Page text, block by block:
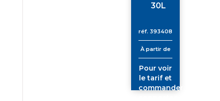
30L
réf. 393408
À partir de
Pour voir
le tarif et
commander